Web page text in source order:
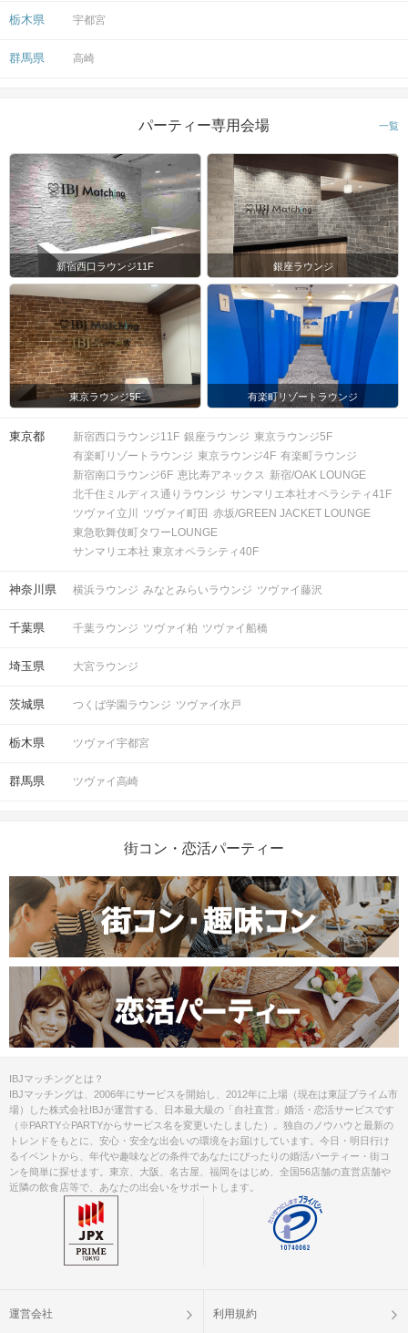
栃木県 宇都宮
群馬県 高崎
パーティー専用会場 一覧
新宿西口ラウンジ11F 銀座ラウンジ
東京ラウンジ5F 有楽町リゾートラウンジ
東京都 新宿西口ラウンジ11F 銀座ラウンジ 東京ラウンジ5F
有楽町リゾートラウンジ 東京ラウンジ4F 有楽町ラウンジ
新宿南口ラウンジ6F 恵比寿アネックス 新宿/OAK LOUNGE
北千住ミルディス通りラウンジ サンマリエ本社オペラシティ41F
ツヴァイ立川
ツヴァイ町田 赤坂/GREEN JACKET LOUNGE
東急歌舞伎町タワーLOUNGE
サンマリエ本社 東京オペラシティ40F
神奈川県 横浜ラウンジ みなとみらいラウンジ ツヴァイ藤沢
千葉県 千葉ラウンジ ツヴァイ柏 ツヴァイ船橋
埼玉県 大宮ラウンジ
茨城県 つくば学園ラウンジ ツヴァイ水戸
栃木県 ツヴァイ宇都宮
群馬県 ツヴァイ高崎
街コン・恋活パーティー
IBJマッチングとは？
IBJマッチングは、2006年にサービスを開始し、2012年に上場（現在は東証プライム市
場）した株式会社IBJが運営する、日本最大級の「自社直営」婚活・恋活サービスです
（※PARTY☆PARTYからサービス名を変更いたしました）。独自のノウハウと最新の
トレンドをもとに、安心・安全な出会いの環境をお届けしています。今日・明日行け
るイベントから、年代や趣味などの条件であなたにぴったりの婚活パーティー・街コ
ンを簡単に探せます。東京、大阪、名古屋、福岡をはじめ、全国56店舗の直営店舗や
近隣の飲食店等で、あなたの出会いをサポートします。
運営会社 利用規約